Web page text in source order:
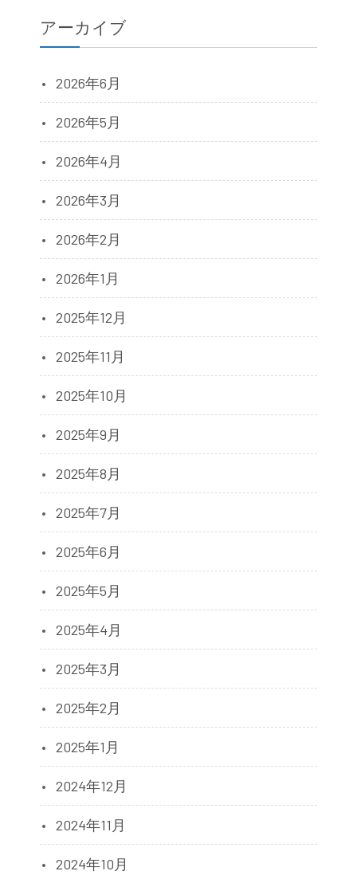
アーカイブ
2026年6月
2026年5月
2026年4月
2026年3月
2026年2月
2026年1月
2025年12月
2025年11月
2025年10月
2025年9月
2025年8月
2025年7月
2025年6月
2025年5月
2025年4月
2025年3月
2025年2月
2025年1月
2024年12月
2024年11月
2024年10月